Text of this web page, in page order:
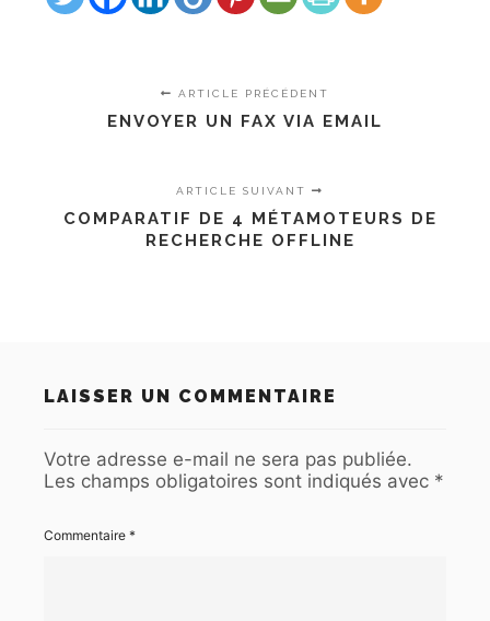
ARTICLE PRÉCÉDENT
ENVOYER UN FAX VIA EMAIL
ARTICLE SUIVANT
COMPARATIF DE 4 MÉTAMOTEURS DE
RECHERCHE OFFLINE
LAISSER UN COMMENTAIRE
Votre adresse e-mail ne sera pas publiée.
Les champs obligatoires sont indiqués avec *
Commentaire *